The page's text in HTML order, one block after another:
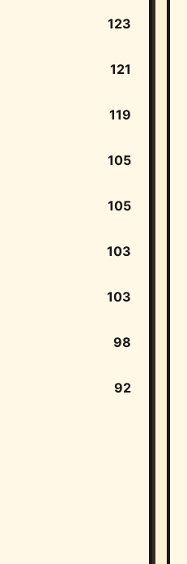
123
121
119
105
105
103
103
98
92